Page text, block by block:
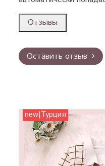
Отзывы
Оставить отзыв
new|Турция